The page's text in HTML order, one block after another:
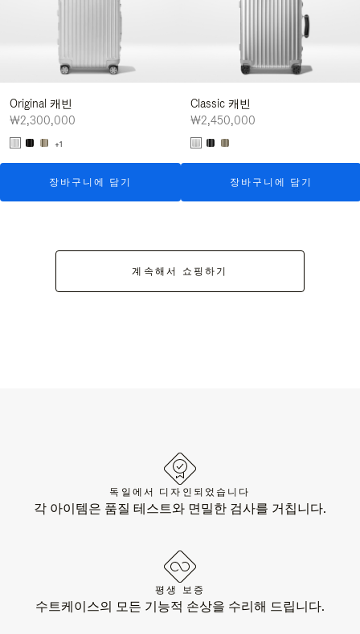
Original 캐빈
₩2,300,000
+1
장바구니에 담기
Classic 캐빈
₩2,450,000
장바구니에 담기
계속해서 쇼핑하기
독일에서 디자인되었습니다
각 아이템은 품질 테스트와 면밀한 검사를 거칩니다.
평생 보증
수트케이스의 모든 기능적 손상을 수리해 드립니다.